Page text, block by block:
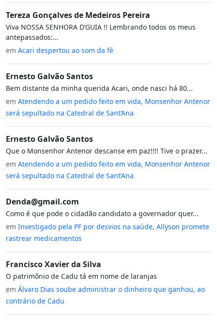
Tereza Gonçalves de Medeiros Pereira
Viva NOSSA SENHORA D’GUIA !! Lembrando todos os meus
antepassados:...
em Acari despertou ao som da fé
Ernesto Galvão Santos
Bem distante da minha querida Acari, onde nasci há 80...
em Atendendo a um pedido feito em vida, Monsenhor Antenor
será sepultado na Catedral de Sant’Ana
Ernesto Galvão Santos
Que o Monsenhor Antenor descanse em paz!!!! Tive o prazer...
em Atendendo a um pedido feito em vida, Monsenhor Antenor
será sepultado na Catedral de Sant’Ana
Denda@gmail.com
Como é que pode o cidadão candidato a governador quer...
em Investigado pela PF por desvios na saúde, Allyson promete
rastrear medicamentos
Francisco Xavier da Silva
O patrimônio de Cadu tá em nome de laranjas
em Álvaro Dias soube administrar o dinheiro que ganhou, ao
contrário de Cadu